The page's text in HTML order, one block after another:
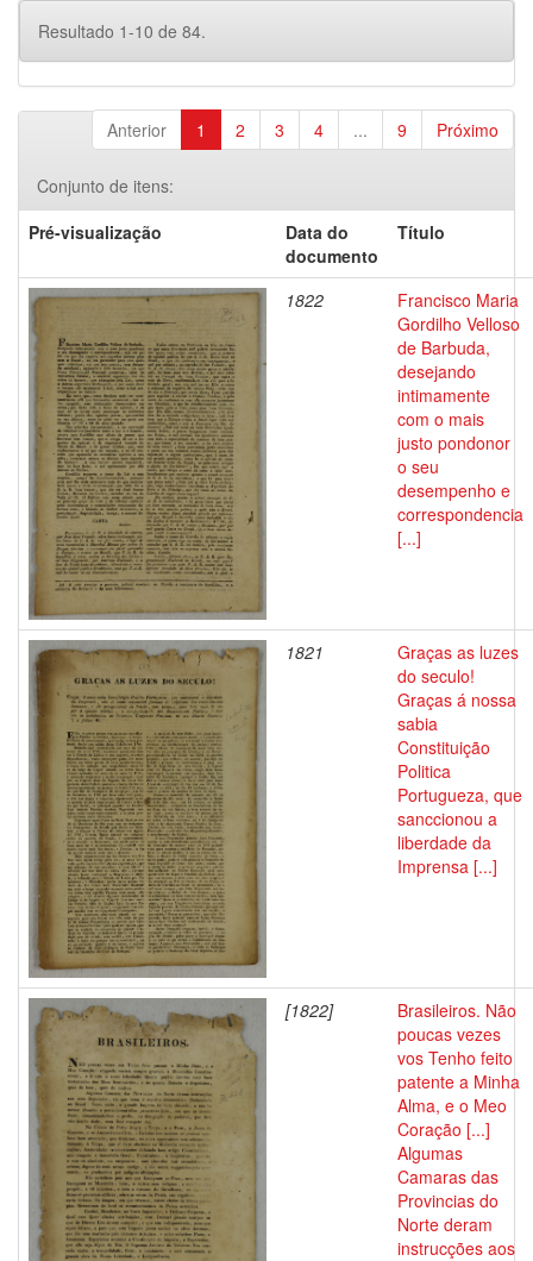
Resultado 1-10 de 84.
Anterior 1 2 3 4 ... 9 Próximo
Conjunto de itens:
Pré-visualização
Data do
documento
Título
1822
Francisco Maria
Gordilho Velloso
de Barbuda,
desejando
intimamente
com o mais
justo pondonor
o seu
desempenho e
correspondencia
[...]
1821
Graças as luzes
do seculo!
Graças á nossa
sabia
Constituição
Politica
Portugueza, que
sanccionou a
liberdade da
Imprensa [...]
[1822]
Brasileiros. Não
poucas vezes
vos Tenho feito
patente a Minha
Alma, e o Meo
Coração [...]
Algumas
Camaras das
Provincias do
Norte deram
instrucções aos